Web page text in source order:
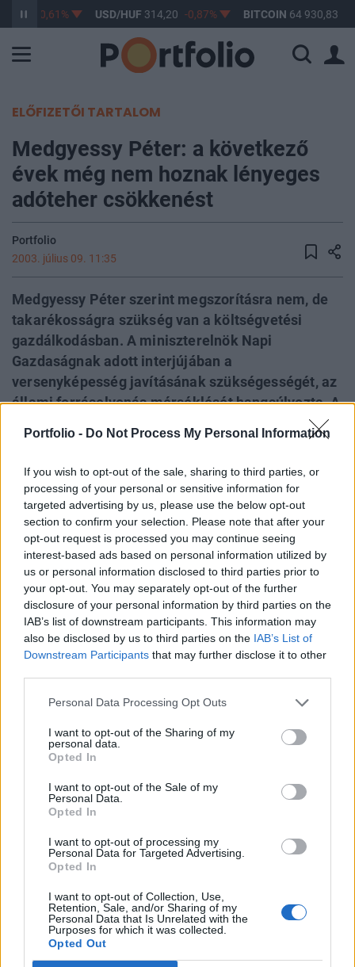
Portfolio - Do Not Process My Personal Information
If you wish to opt-out of the sale, sharing to third parties, or
processing of your personal or sensitive information for
targeted advertising by us, please use the below opt-out
section to confirm your selection. Please note that after your
opt-out request is processed you may continue seeing
interest-based ads based on personal information utilized by
us or personal information disclosed to third parties prior to
your opt-out. You may separately opt-out of the further
disclosure of your personal information by third parties on the
IAB’s list of downstream participants. This information may
also be disclosed by us to third parties on the IAB’s List of
Downstream Participants that may further disclose it to other
Personal Data Processing Opt Outs
I want to opt-out of the Sharing of my
personal data.
Opted In
I want to opt-out of the Sale of my
Personal Data.
Opted In
I want to opt-out of processing my
Personal Data for Targeted Advertising.
Opted In
I want to opt-out of Collection, Use,
Retention, Sale, and/or Sharing of my
Personal Data that Is Unrelated with the
Purposes for which it was collected.
Opted Out
-0,61% USD/HUF 314,20 -0,87% BITCOIN 64 930,83
ELŐFIZETŐI TARTALOM
Medgyessy Péter: a következő
évek még nem hoznak lényeges
adóteher csökkenést
Portfolio
2003. július 09. 11:35
Medgyessy Péter szerint megszorításra nem, de
takarékosságra szükség van a költségvetési
gazdálkodásban. A miniszterelnök Napi
Gazdaságnak adott interjújában a
versenyképesség javításának szükségességét, az
állami forráselvonás mérséklését hangsúlyozta. A
tőkepiacokon a kedélyek néhány héten belül
lecsillapodnak, a forint árfolyama stabilizálódhat.
A kormány szerint egy 250-260 Ft/euró közötti
árfolyam felel meg a gazdaság
teljesítőképességének és az inflációs céloknak.
Medgyessy szerint a kormány gazdaságpolitikájának célja
a teljesítmény és a versenyképesség javítása valamint új
munkahelyek teremtése. Az államnak takarékosan kell
gazdálkodni, hogy a magánszférától minél kevesebb
forrást vonjon el. Jövőre megszorításra nem kell számítani
a költségvetési gazdálkodásban, ugyanakkor a kormány
ügyel a takarékosságra, kiadásnövekedésre...
KEDVES OLVASÓNK!
A keresett cikk a portfolio.hu hírarchívumához
regisztrációhoz kötött.
Portfolio.hu teljes cikkarchívum
Kötéslisták: BÉT elmúlt 2 év napon belüli
Előfizetés